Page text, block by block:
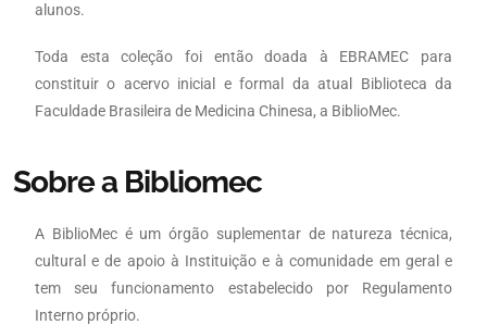
alunos.
Toda esta coleção foi então doada à EBRAMEC para
constituir o acervo inicial e formal da atual Biblioteca da
Faculdade Brasileira de Medicina Chinesa, a BiblioMec.
Sobre a Bibliomec
A BiblioMec é um órgão suplementar de natureza técnica,
cultural e de apoio à Instituição e à comunidade em geral e
tem seu funcionamento estabelecido por Regulamento
Interno próprio.